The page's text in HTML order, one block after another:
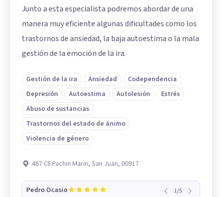
Junto a esta especialista podremos abordar de una
manera muy eficiente algunas dificultades como los
trastornos de ansiedad, la baja autoestima o la mala
gestión de la emoción de la ira.
Gestión de la ira Ansiedad
Codependencia
Depresión
Autoestima Autolesión
Estrés
Abuso de sustancias
Trastornos del estado de ánimo
Violencia de género
467 Cll Pachin Marin, San Juan, 00917
Pedro Ocasio
1/5